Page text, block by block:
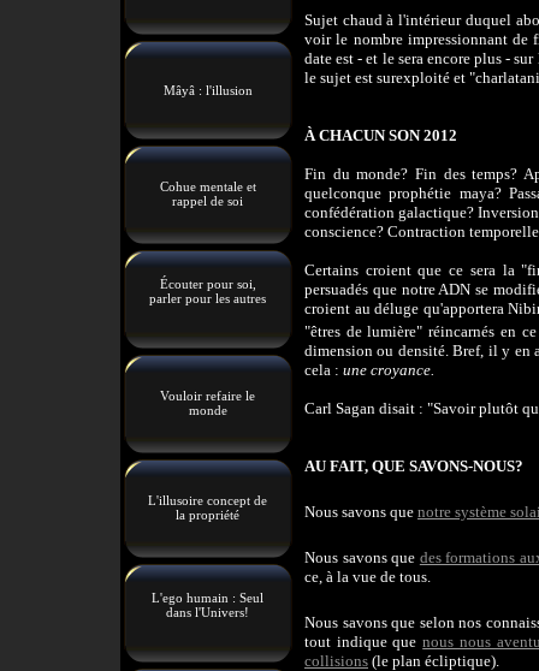
Mâyâ : l'illusion
Cohue mentale et
rappel de soi
Écouter pour soi,
parler pour les autres
Vouloir refaire le
monde
L'illusoire concept de
la propriété
L'ego humain : Seul
dans l'Univers!
Sujet chaud à l'intérieur duquel
voir le nombre impressionnant de
date est - et le sera encore plus -
le sujet est surexploité et
À CHACUN SON 2012
Fin du monde? Fin des temps?
quelconque prophétie maya?
confédération galactique?
conscience? Contraction
Certains croient que ce sera la
persuadés que notre ADN se
croient au déluge qu'apportera
"êtres de lumière" réincarnés en
dimension ou densité. Bref, il y en
cela : une croyance.
Carl Sagan disait : "Savoir plutôt
AU FAIT, QUE SAVONS-NOUS?
Nous savons que notre système
Nous savons que des formations
ce, à la vue de tous.
Nous savons que selon nos
tout indique quenous nous
collisions (le plan écliptique).